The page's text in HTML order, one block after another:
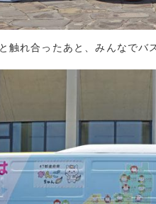
2021年6月 (8)
2021年5月 (6)
2021年4月 (2)
2020年12月 (3)
2020年10月 (3)
2020年9月 (3)
2020年8月 (2)
れ合ったあと、みんなでバ